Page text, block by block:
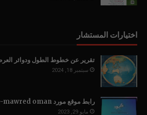
اختيارات المستشار
تقرير عن خطوط الطول ودوائر
سبتمبر 18, 2024
رابط موقع مورد e-mawred oman
مايو 29, 2023